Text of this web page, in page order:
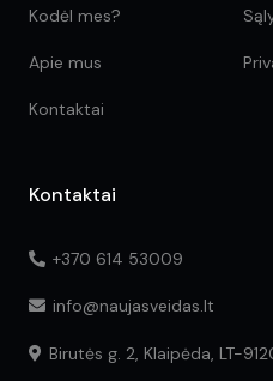
Kodėl mes?
Apie mus
Kontaktai
Kontaktai
+370 614 53009
info@naujasveidas.lt
Birutės g. 2, Klaipėda, LT-